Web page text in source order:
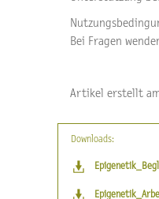
Bei Fragen
Artikel erstellt am
Downloads: